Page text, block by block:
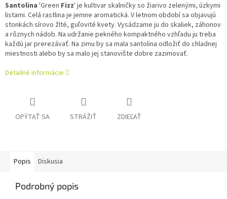
Santolina 'Green Fizz' je kultivar skalničky so žiarivo zelenými, úzkymi
listami. Celá rastlina je jemne aromatická. V letnom období sa objavujú
stonkách sírovo žlté, guľovité kvety. Vysádzame ju do skaliek, záhonov
a rôznych nádob. Na udržanie pekného kompaktného vzhľadu ju treba
každú jar prerezávať. Na zimu by sa mala santolina odložiť do chladnej
miestnosti alebo by sa malo jej stanovište dobre zazimovať.
Detailné informácie
OPÝTAŤ SA STRÁŽIŤ ZDIEĽAŤ
Popis Diskusia
Podrobný popis